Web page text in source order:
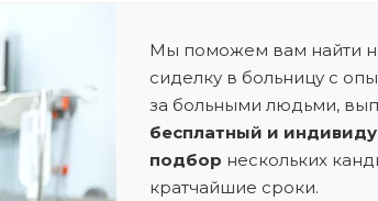
Мы поможем вам найти
сиделку в больницу с
за больными людьми,
бесплатный и
подбор нескольких
кратчайшие сроки.